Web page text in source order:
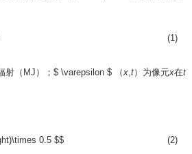
(1)
射（MJ）； $ \varepsilon $ （x,t）为像元x在t
0.5 $$ (2)